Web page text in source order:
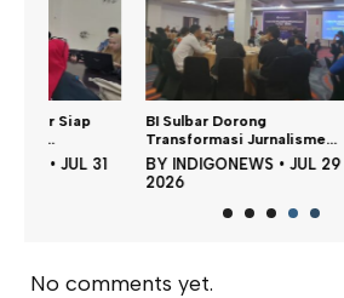
BI Sulbar Dorong
Transformasi Jurnalisme...
BYINDIGONEWS •JUL 29
Seret
Mamuju
BY
No comments yet.